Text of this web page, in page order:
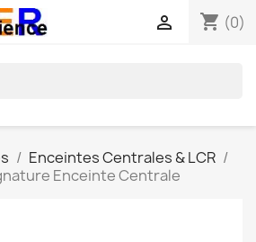
shopping_cart (0)

Enceintes Centrales & LCR
Enceinte Centrale